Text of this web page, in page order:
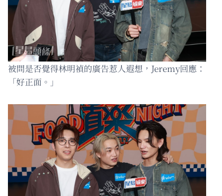
被問是否覺得林明禎的廣告惹人遐想，Jeremy回應：
「好正面。」